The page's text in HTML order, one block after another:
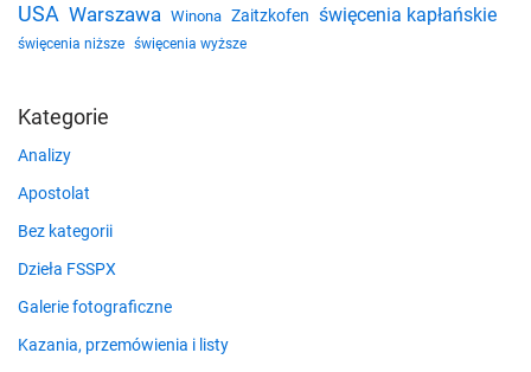
USA Warszawa Winona Zaitzkofen święcenia kapłańskie
święcenia niższe święcenia wyższe
Kategorie
Analizy
Apostolat
Bez kategorii
Dzieła FSSPX
Galerie fotograficzne
Kazania, przemówienia i listy